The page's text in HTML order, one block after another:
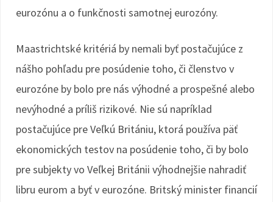
eurozónu a o funkčnosti samotnej eurozóny.
Maastrichtské kritériá by nemali byť postačujúce z
nášho pohľadu pre posúdenie toho, či členstvo v
eurozóne by bolo pre nás výhodné a prospešné alebo
nevýhodné a príliš rizikové. Nie sú napríklad
postačujúce pre Veľkú Britániu, ktorá používa päť
ekonomických testov na posúdenie toho, či by bolo
pre subjekty vo Veľkej Británii výhodnejšie nahradiť
libru eurom a byť v eurozóne. Britský minister financií